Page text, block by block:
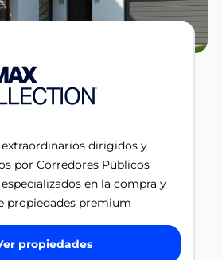
dirigidos y
por Corredores Públicos
en la compra y
propiedades premium
Ver propiedades